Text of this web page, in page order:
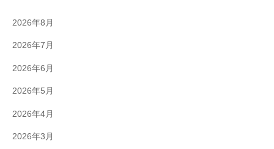
2026年8月
2026年7月
2026年6月
2026年5月
2026年4月
2026年3月